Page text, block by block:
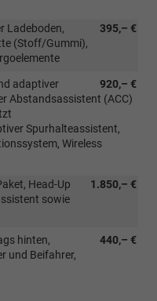
395,– €
Ladeboden,
(Stoff/Gummi),
920,– €
adaptiver
Abstandsassistent (ACC)
Spurhalteassistent,
Wireless
1.850,– €
Head-Up
sowie
440,– €
hinten,
und Beifahrer,